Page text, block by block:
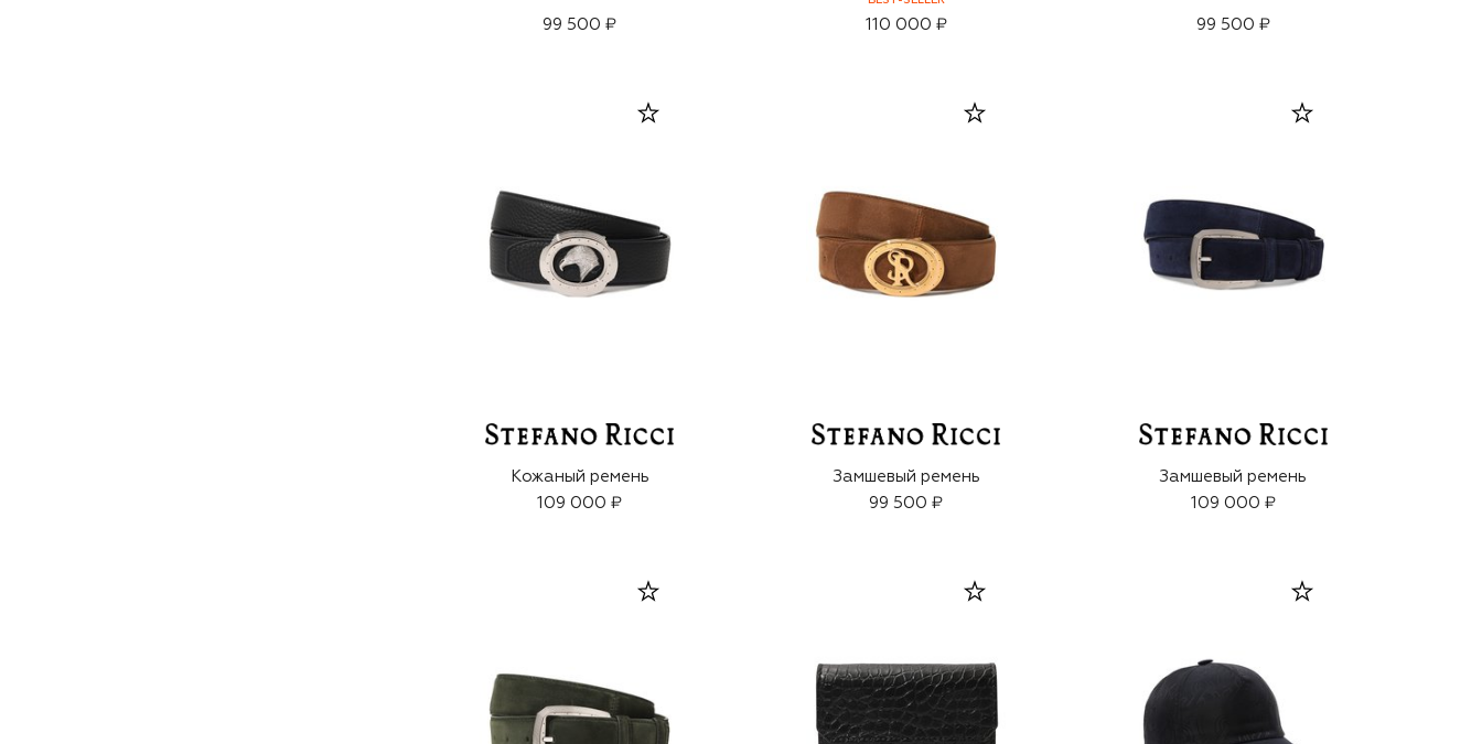
99 500 ₽ 110 000 ₽ 99 500 ₽
Кожаный ремень
109 000 ₽
Замшевый ремень
99 500 ₽
Замшевый ремень
109 000 ₽